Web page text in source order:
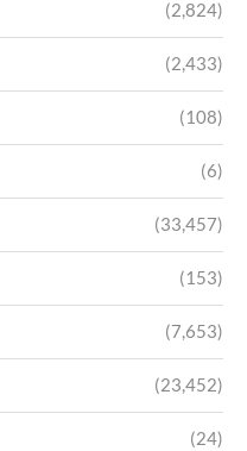
(2,824)
(2,433)
(108)
(6)
(33,457)
(153)
(7,653)
(23,452)
(24)